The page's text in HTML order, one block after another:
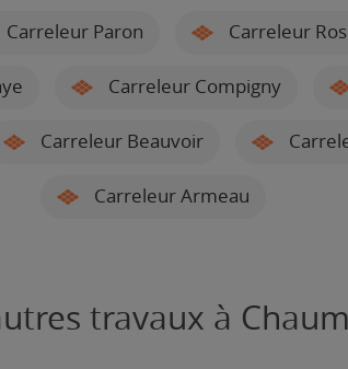
Carreleur Paron Carreleur
Carreleur Compigny
Carreleur Beauvoir
Carreleur Armeau
travaux à